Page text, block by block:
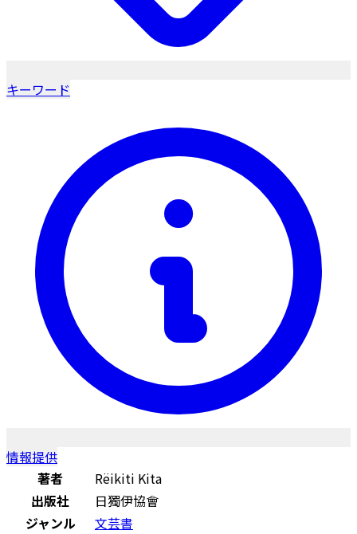
キーワード
情報提供
著者
Rëikiti Kita
出版社
日獨伊協會
ジャンル
文芸書